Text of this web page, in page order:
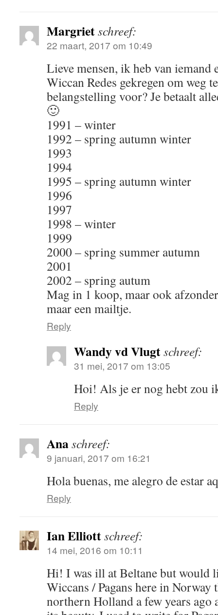
Margrietschreef:
22 maart, 2017 om 10:49
Lieve mensen, ik heb van iemand
Wiccan Redes gekregen om weg
belangstelling voor? Je betaalt
🙂
1991 – winter
1992 – spring autumn winter
1993
1994
1995 – spring autumn winter
1996
1997
1998 – winter
1999
2000 – spring summer autumn
2001
2002 – spring autum
Mag in 1 koop, maar ook
maar een mailtje.
Reply
Wandy vd Vlugtschreef:
31 mei, 2017 om 13:05
Hoi! Als je er nog hebt zou
Reply
Anaschreef:
9 januari, 2017 om 16:21
Hola buenas, me alegro de estar
Reply
Ian Elliottschreef:
14 mei, 2016 om 10:11
Hi! I was ill at Beltane but would
Wiccans / Pagans here in
northern Holland a few years ago